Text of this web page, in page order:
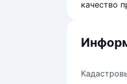
качество